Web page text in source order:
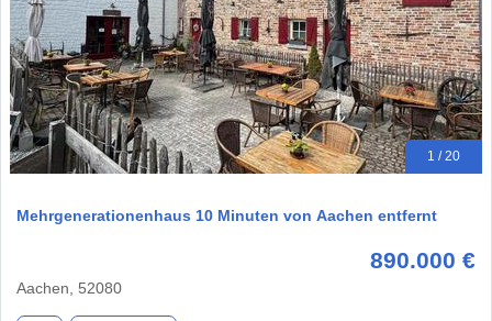
1 / 20
Mehrgenerationenhaus 10 Minuten von Aachen entfernt
890.000 €
Aachen, 52080